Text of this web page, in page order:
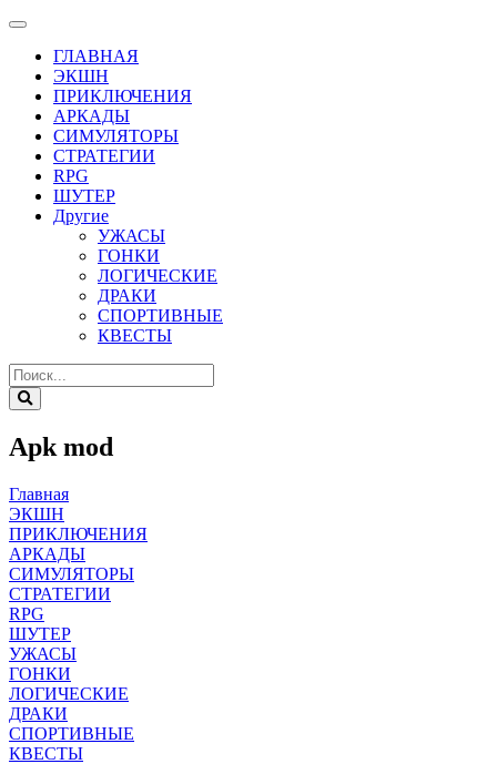
ГЛАВНАЯ
ЭКШН
ПРИКЛЮЧЕНИЯ
АРКАДЫ
СИМУЛЯТОРЫ
СТРАТЕГИИ
RPG
ШУТЕР
Другие
УЖАСЫ
ГОНКИ
ЛОГИЧЕСКИЕ
ДРАКИ
СПОРТИВНЫЕ
КВЕСТЫ
Apk mod
Главная
ЭКШН
ПРИКЛЮЧЕНИЯ
АРКАДЫ
СИМУЛЯТОРЫ
СТРАТЕГИИ
RPG
ШУТЕР
УЖАСЫ
ГОНКИ
ЛОГИЧЕСКИЕ
ДРАКИ
СПОРТИВНЫЕ
КВЕСТЫ